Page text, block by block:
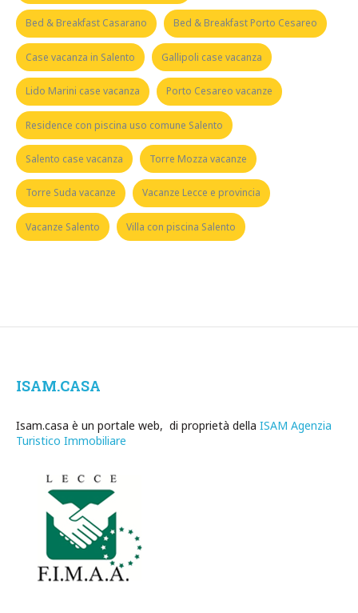
Bed & Breakfast Casarano Bed & Breakfast Porto Cesareo
Case vacanza in Salento Gallipoli case vacanza
Lido Marini case vacanza Porto Cesareo vacanze
Residence con piscina uso comune Salento
Salento case vacanza Torre Mozza vacanze
Torre Suda vacanze Vacanze Lecce e provincia
Vacanze Salento Villa con piscina Salento
ISAM.CASA
Isam.casa è un portale web, di proprietà della ISAM Agenzia
Turistico Immobiliare